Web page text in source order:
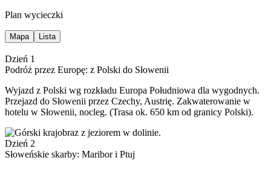
Plan wycieczki
Mapa Lista
Dzień 1
Podróż przez Europę: z Polski do Słowenii
Wyjazd z Polski wg rozkładu Europa Południowa dla wygodnych.
Przejazd do Słowenii przez Czechy, Austrię. Zakwaterowanie w
hotelu w Słowenii, nocleg. (Trasa ok. 650 km od granicy Polski).
Dzień 2
Słoweńskie skarby: Maribor i Ptuj